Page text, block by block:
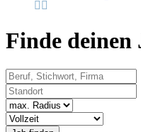
Finde deinen
Beruf, Stichwort, Firma
Standort
Radius
Vertragsart